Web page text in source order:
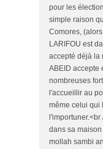
pour les
simple raison
Comores,
LARIFOU est
accepté déjà la
ABEID accepte
nombreuses
l'accueillir au
même celui qui
dans sa
mollah sambi